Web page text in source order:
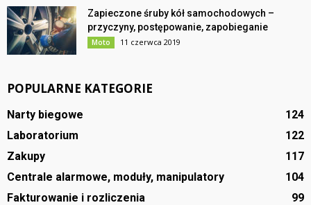
Zapieczone śruby kół samochodowych –
przyczyny, postępowanie, zapobieganie
Moto 11 czerwca 2019
POPULARNE KATEGORIE
Narty biegowe
124
Laboratorium
122
Zakupy
117
Centrale alarmowe, moduły, manipulatory
104
Fakturowanie i rozliczenia
99